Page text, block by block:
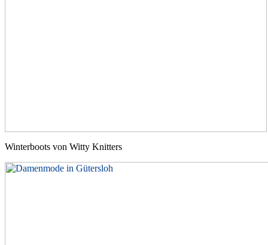
Winterboots von Witty Knitters